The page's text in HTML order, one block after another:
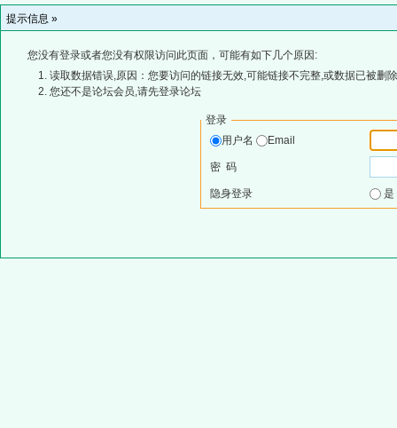
提示信息 »
您没有登录或者您没有权限访问此页面，可能有如下几个原因:
读取数据错误,原因：您要访问的链接无效,可能链接不完整,或数据已被删
您还不是论坛会员,请先登录论坛
登录
用户名
Email
密 码
隐身登录